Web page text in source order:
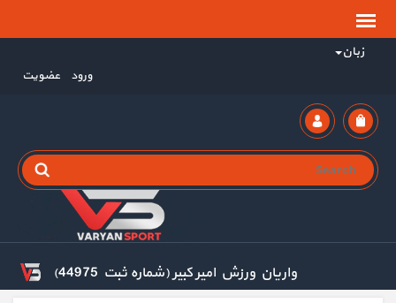
زبان
ورود عضویت
واریان ورزش امیر کبیر (شماره ثبت 44975)